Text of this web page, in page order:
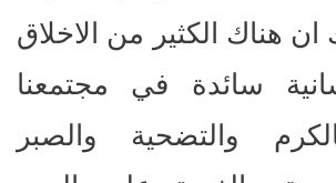
ان هناك الكثير من الاخلاق
سائدة في مجتمعنا
والتضحية والصبر